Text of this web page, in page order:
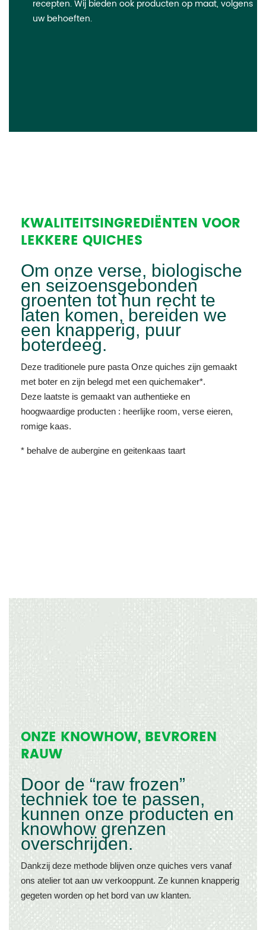
recepten. Wij bieden ook producten op maat, volgens
uw behoeften.
KWALITEITSINGREDIËNTEN VOOR
LEKKERE QUICHES
Om onze verse, biologische
en seizoensgebonden
groenten tot hun recht te
laten komen, bereiden we
een knapperig, puur
boterdeeg.
Deze traditionele pure pasta Onze quiches zijn gemaakt
met boter en zijn belegd met een quichemaker*.
Deze laatste is gemaakt van authentieke en
hoogwaardige producten : heerlijke room, verse eieren,
romige kaas.
* behalve de aubergine en geitenkaas taart
ONZE KNOWHOW, BEVROREN
RAUW
Door de “raw frozen”
techniek toe te passen,
kunnen onze producten en
knowhow grenzen
overschrijden.
Dankzij deze methode blijven onze quiches vers vanaf
ons atelier tot aan uw verkooppunt. Ze kunnen knapperig
gegeten worden op het bord van uw klanten.